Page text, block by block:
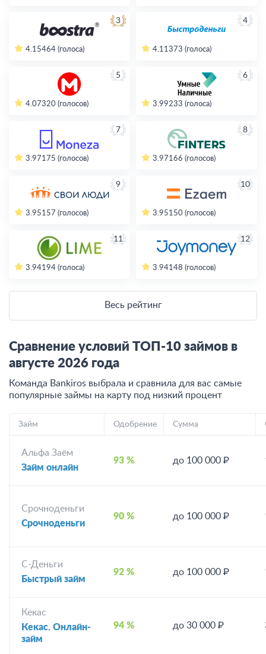
3
4.15464 (голоса)
4
4.11 373 (голоса)
5
4.07320 (голосов)
6
3.99233 (голоса)
7
3.97175 (голосов)
8
3.97166 (голосов)
9
3.95157 (голосов)
10
3.95150 (голосов)
11
3.94194 (голоса)
12
3.94148 (голосов)
Весь рейтинг
Сравнение условий ТОП-10 займов в
августе 2026 года
Команда Bankiros выбрала и сравнила для вас самые
популярные займы на карту под низкий процент
Займ Одобрение Сумма
Альфа Заём
Займ онлайн
93 % до 100 000 ₽
Срочноденьги
Срочноденьги
90 % до 100 000 ₽
С-Деньги
Быстрый займ
92 % до 100 000 ₽
Кекас
Кекас. Онлайн-
займ
94 % до 30 000 ₽